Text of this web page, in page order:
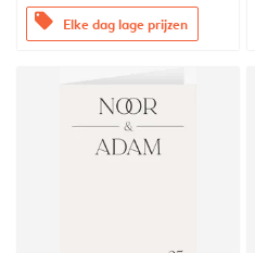
offers Elke dag lage prijzen